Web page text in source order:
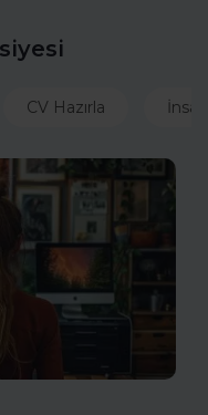
CV Hazırla